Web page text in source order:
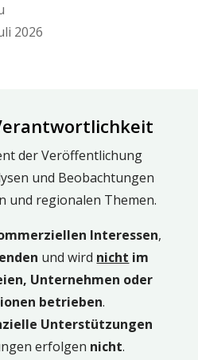
2026
der Veröffentlichung
und Beobachtungen
und regionalen Themen.
Interessen,
und wird nicht im
Unternehmen oder
betrieben.
Unterstützungen
erfolgen nicht.